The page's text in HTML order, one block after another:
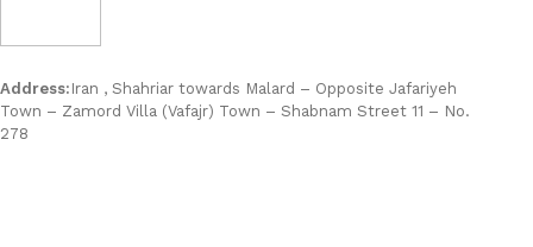
Address: Iran , Shahriar towards Malard – Opposite Jafariyeh
Town – Zamord Villa (Vafajr) Town – Shabnam Street 11 – No.
278